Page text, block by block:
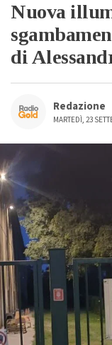
Nuova
di
Redazione
MARTEDÌ, 23